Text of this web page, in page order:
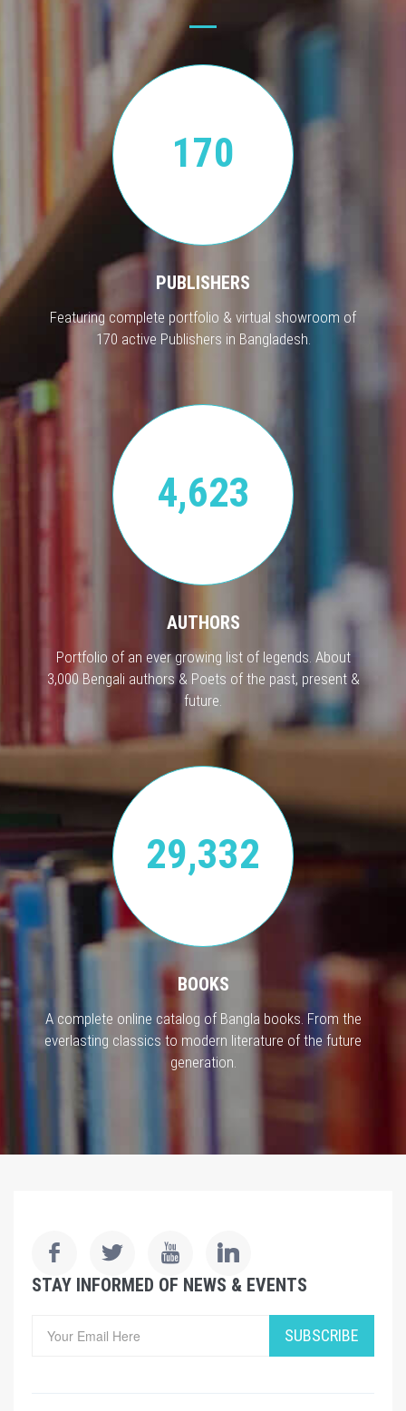
170
PUBLISHERS
Featuring complete portfolio & virtual showroom of
170 active Publishers in Bangladesh.
4,623
AUTHORS
Portfolio of an ever growing list of legends. About
3,000 Bengali authors & Poets of the past, present &
future.
29,332
BOOKS
A complete online catalog of Bangla books. From the
everlasting classics to modern literature of the future
generation.
STAY INFORMED OF NEWS & EVENTS
SUBSCRIBE